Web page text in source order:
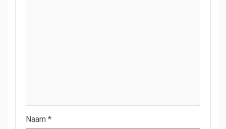
Naam *